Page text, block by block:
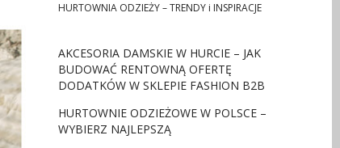
HURTOWNIA ODZIEŻY – TRENDY i INSPIRACJE
AKCESORIA DAMSKIE W HURCIE – JAK
BUDOWAĆ RENTOWNĄ OFERTĘ
DODATKÓW W SKLEPIE FASHION B2B
HURTOWNIE ODZIEŻOWE W POLSCE –
WYBIERZ NAJLEPSZĄ